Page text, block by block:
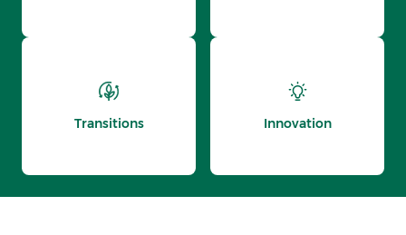
Transitions Innovation